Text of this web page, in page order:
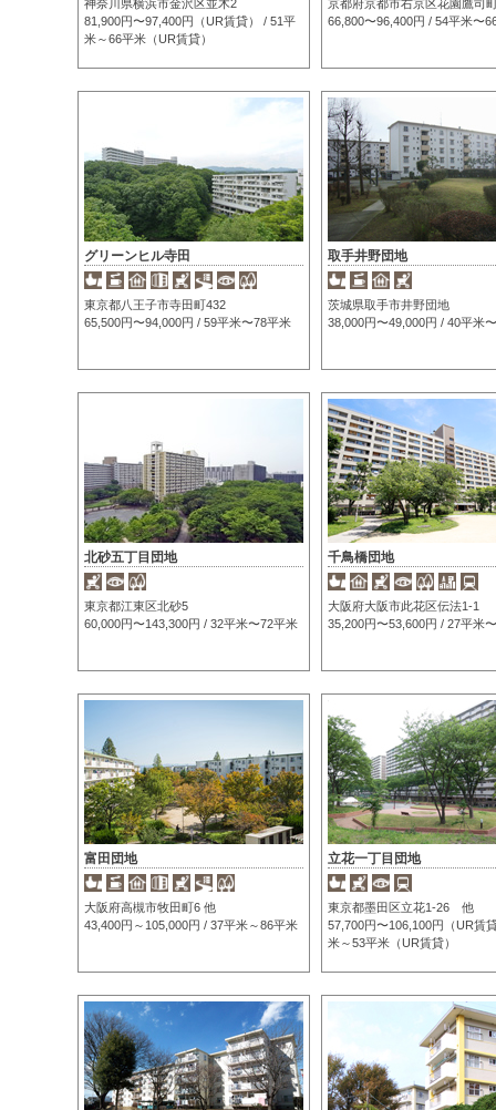
神奈川県横浜市金沢区並木2
81,900円〜97,400円（UR賃貸） / 51平
米～66平米（UR賃貸）
京都府京都市右京区花園鷹司
66,800〜96,400円 / 54平米〜
グリーンヒル寺田
東京都八王子市寺田町432
65,500円〜94,000円 / 59平米〜78平米
取手井野団地
茨城県取手市井野団地
38,000円〜49,000円 / 40平米
北砂五丁目団地
東京都江東区北砂5
60,000円〜143,300円 / 32平米〜72平米
千鳥橋団地
大阪府大阪市此花区伝法1-1
35,200円〜53,600円 / 27平米
富田団地
大阪府高槻市牧田町6 他
43,400円～105,000円 / 37平米～86平米
立花一丁目団地
東京都墨田区立花1-26 他
57,700円〜106,100円（UR賃
米～53平米（UR賃貸）